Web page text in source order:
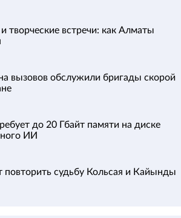
творческие встречи: как Алматы
вызовов обслужили бригады скорой
до 20 Гбайт памяти на диске
ИИ
судьбу Кольсая и Кайынды